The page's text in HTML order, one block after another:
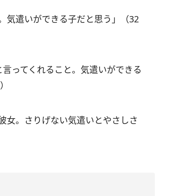
気遣いができる子だと思う」（32
ってくれること。気遣いができる
女。さりげない気遣いとやさしさ